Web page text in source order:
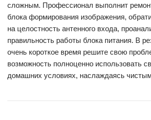
сложным. Профессионал выполнит
блока формирования изображения,
на целостность антенного входа,
правильность работы блока питания. В
очень короткое время решите свою
возможность полноценно использовать
домашних условиях, наслаждаясь